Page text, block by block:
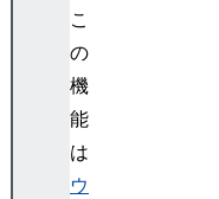
こ
の
機
能
は
ウ